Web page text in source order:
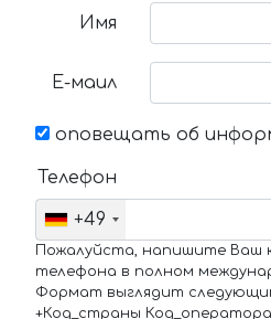
Имя
Е-маил
оповещать об
Телефон
+49
Пожалуйста, напишите Ваш
телефона в полном
Формат выглядит
+Код_страны